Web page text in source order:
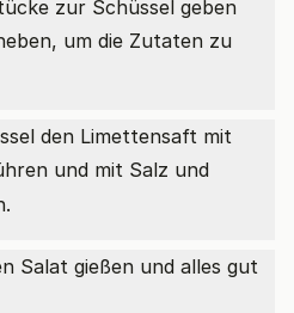
zur Schüssel geben
um die Zutaten zu
den Limettensaft mit
und mit Salz und
Salat gießen und alles gut